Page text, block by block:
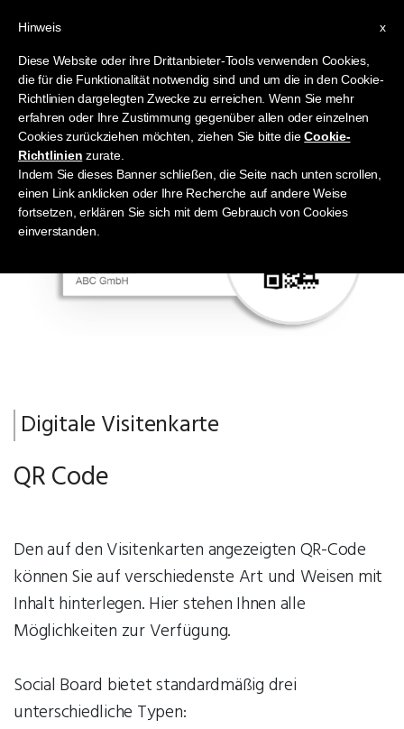
Digitale Visitenkarte
QR Code
Den auf den Visitenkarten angezeigten QR-Code
können Sie auf verschiedenste Art und Weisen mit
Inhalt hinterlegen. Hier stehen Ihnen alle
Möglichkeiten zur Verfügung.
Social Board bietet standardmäßig drei
unterschiedliche Typen:
x
Hinweis
Diese Website oder ihre Drittanbieter-Tools verwenden Cookies,
die für die Funktionalität notwendig sind und um die in den Cookie-
Richtlinien dargelegten Zwecke zu erreichen. Wenn Sie mehr
erfahren oder Ihre Zustimmung gegenüber allen oder einzelnen
Cookies zurückziehen möchten, ziehen Sie bitte dieCookie-
Richtlinien zurate.
Indem Sie dieses Banner schließen, die Seite nach unten scrollen,
einen Link anklicken oder Ihre Recherche auf andere Weise
fortsetzen, erklären Sie sich mit dem Gebrauch von Cookies
einverstanden.